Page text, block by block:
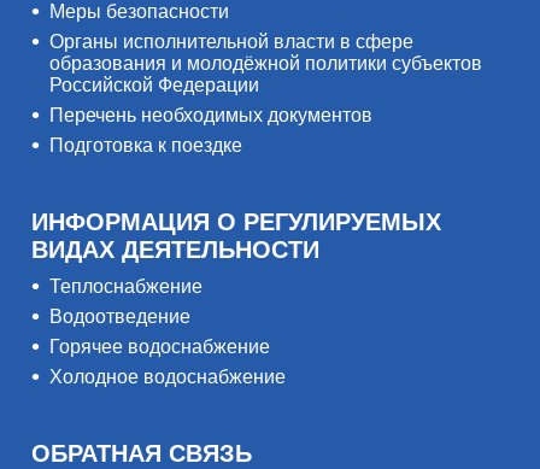
Меры безопасности
Органы исполнительной власти в сфере
образования и молодёжной политики субъектов
Российской Федерации
Перечень необходимых документов
Подготовка к поездке
ИНФОРМАЦИЯ О РЕГУЛИРУЕМЫХ
ВИДАХ ДЕЯТЕЛЬНОСТИ
Теплоснабжение
Водоотведение
Горячее водоснабжение
Холодное водоснабжение
ОБРАТНАЯ СВЯЗЬ